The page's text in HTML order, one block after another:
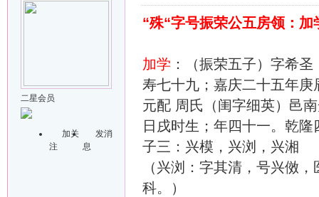
二星会员
加关
注
发消
息
“殊“字号振荣公五房领：加
加学 ：（振荣五子）字希
寿七十九；嘉庆二十五年
元配 周氏（闺字细英）邑
日戌时生；年四十一。乾
子三：兴模，兴浏，兴湘
（兴浏：字其清，号兴傚
科。）